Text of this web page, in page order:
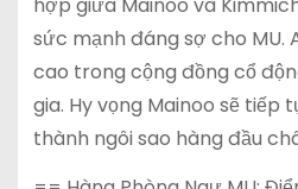
sức mạnh đáng sợ cho MU.
cao trong cộng đồng cổ
gia. Hy vọng Mainoo sẽ
thành ngôi sao hàng đầu